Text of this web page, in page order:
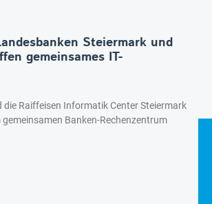
Steiermark und
gemeinsames IT-
die Raiffeisen Informatik Center Steiermark
Banken-Rechenzentrum